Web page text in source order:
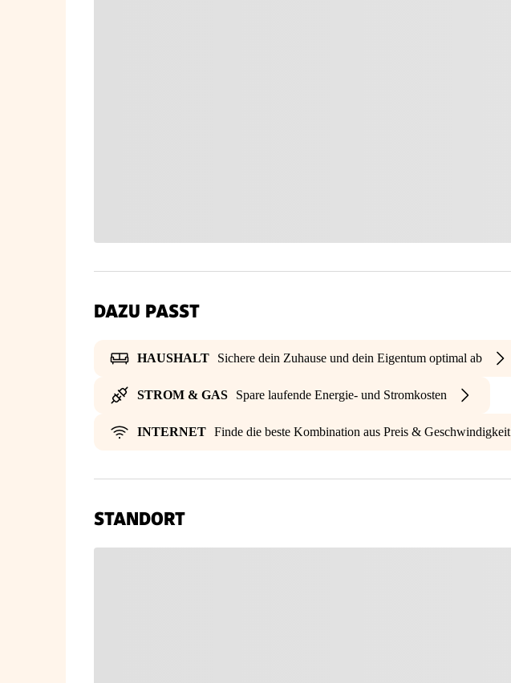
DAZU PASST
HAUSHALT Sichere dein Zuhause und dein Eigentum optimal ab
STROM & GAS Spare laufende Energie- und Stromkosten
INTERNET Finde die beste Kombination aus Preis & Geschwindigkeit
STANDORT